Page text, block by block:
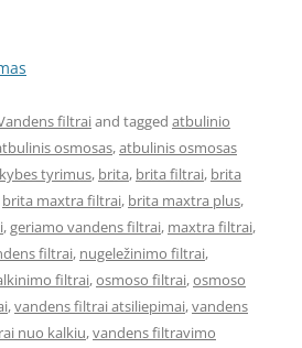
filtraiand tagged atbulinio
osmosas,atbulinis osmosas
tyrimus, brita, brita filtrai, brita
brita maxtra filtrai, brita maxtra plus,
,geriamo vandens filtrai, maxtra filtrai,
filtrai, nugeležinimo filtrai,
filtrai,osmoso filtrai,osmoso
,vandens filtrai atsiliepimai,vandens
nuo kalkiu,vandens filtravimo